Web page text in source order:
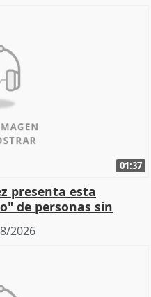
01:37
presenta esta
de personas sin
2026